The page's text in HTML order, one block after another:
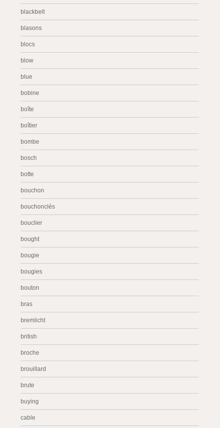
blackbelt
blasons
blocs
blow
blue
bobine
boîte
boîtier
bombe
bosch
botte
bouchon
bouchonclés
bouclier
bought
bougie
bougies
bouton
bras
bremlicht
british
broche
brouillard
brute
buying
cable